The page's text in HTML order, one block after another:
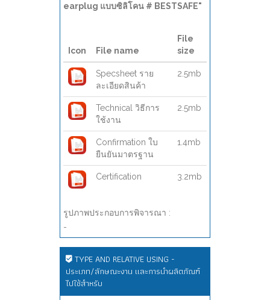
earplug แบบซิลิโคน # BESTSAFE"
Icon File name
File
size
Specsheet ราย
ละเอียดสินค้า
2.5mb
Technical วิธีการ
ใช้งาน
2.5mb
Confirmation ใบ
ยืนยันมาตรฐาน
1.4mb
Certification 3.2mb
รูปภาพประกอบการพิจารณา :
-
TYPE AND RELATIVE USING -
ประเภท/ลักษณะงาน และการนำผลิตภัณฑ์
ไปใช้สำหรับ